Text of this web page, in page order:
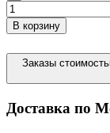
В корзину
Заказы
Доставка по